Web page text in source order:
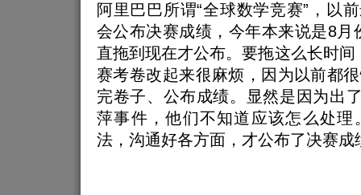
阿里巴巴所谓“全球数学竞赛”，以
会公布决赛成绩，今年本来说是8月
直拖到现在才公布。要拖这么长时间
赛考卷改起来很麻烦，因为以前都
完卷子、公布成绩。显然是因为出
萍事件，他们不知道应该怎么处理
法，沟通好各方面，才公布了决赛成